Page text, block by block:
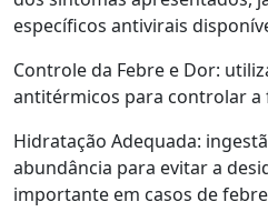
específicos antivirais
Controle da Febre e Dor:
antitérmicos para controlar a
Hidratação Adequada:
abundância para evitar a
importante em casos de